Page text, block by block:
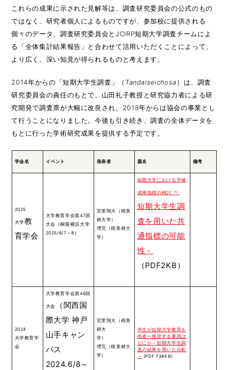
これらの成果に示された見解等は、調査研究委員会の公式のもの
ではなく、研究者個人によるものですが、参加校に提供される
個々のデータ、調査研究委員会とJCIRP短期大学調査チームによ
る「全体集計結果報告」と合わせて活用いただくことによって、
より広く、深い知見が得られるものと考えます。
2014年からの「短期大学生調査」（ Tandaiseichosa ）は、調査
研究委員会の責任のもとで、山田礼子教授と研究協力者による研
究開発で調査票が大幅に改良され、2018年からは協会の事業とし
て行うことになりました。今後も引き続き、調査の全体データを
もとに行った学術研究成果を提供する予定です。
学会名 イベント 発表者 題名 備考
2025
大学教
育学会
大学教育学会第47回
大会（桐蔭横浜大学
2025/6/7～8）
宮里翔大（桜美
林大学）
堺完（桜美林大
学）
短期大学における学修
成果指標の検討 －
短期大学生調
査を用いた共
通指標の可能
性－
（PDF2KB）
2024
大学教育学
会
大学教育学会第46回
大会
（関西国
際大学 神戸
山手キャン
パス
2024.6/8～
宮里翔大（桜美
林大
学）
堺完（桜美林大
学）
学生が短期大学教育を
他者へ推奨する要因は
なにか－短期大学生調
査の結果を用いた分析
－ (PDF 738KB)